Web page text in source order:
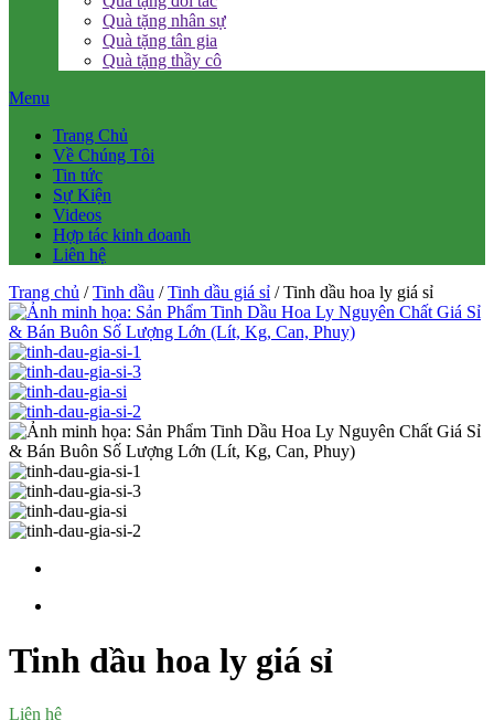
Quà tặng nhân sự
Quà tặng tân gia
Quà tặng thầy cô
Menu
Trang Chủ
Về Chúng Tôi
Tin tức
Sự Kiện
Videos
Hợp tác kinh doanh
Liên hệ
Trang chủ /Tinh dầu /Tinh dầu giá sỉ / Tinh dầu hoa ly giá sỉ
Tinh dầu hoa ly giá sỉ
Liên hệ